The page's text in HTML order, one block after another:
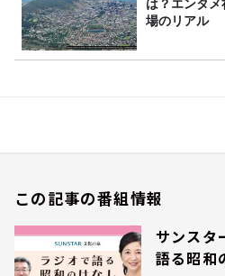
は？エンタ
場のリアル
この記事の番組情報
サンスタ
語る昭和